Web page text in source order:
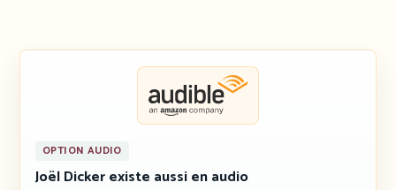
OPTION AUDIO
Joël Dicker existe aussi en audio